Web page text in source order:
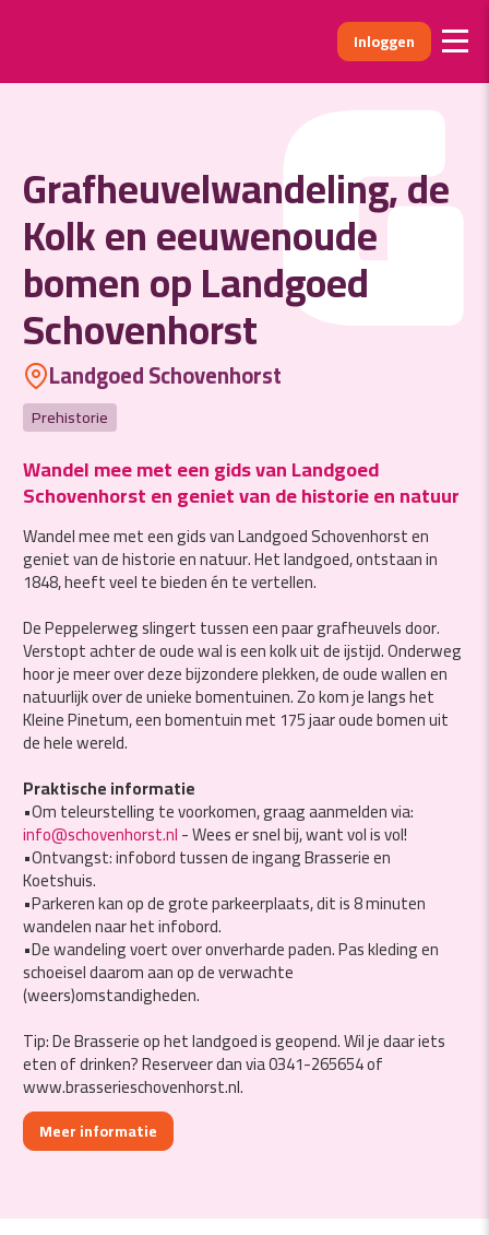
Inloggen
G
Grafheuvelwandeling, de
Kolk en eeuwenoude
bomen op Landgoed
Schovenhorst
Landgoed Schovenhorst
Prehistorie
Wandel mee met een gids van Landgoed
Schovenhorst en geniet van de historie en natuur
Wandel mee met een gids van Landgoed Schovenhorst en
geniet van de historie en natuur. Het landgoed, ontstaan in
1848, heeft veel te bieden én te vertellen.
De Peppelerweg slingert tussen een paar grafheuvels door.
Verstopt achter de oude wal is een kolk uit de ijstijd. Onderweg
hoor je meer over deze bijzondere plekken, de oude wallen en
natuurlijk over de unieke bomentuinen. Zo kom je langs het
Kleine Pinetum, een bomentuin met 175 jaar oude bomen uit
de hele wereld.
Praktische informatie
•Om teleurstelling te voorkomen, graag aanmelden via:
info@schovenhorst.nl- Wees er snel bij, want vol is vol!
•Ontvangst: infobord tussen de ingang Brasserie en
Koetshuis.
•Parkeren kan op de grote parkeerplaats, dit is 8 minuten
wandelen naar het infobord.
•De wandeling voert over onverharde paden. Pas kleding en
schoeisel daarom aan op de verwachte
(weers)omstandigheden.
Tip: De Brasserie op het landgoed is geopend. Wil je daar iets
eten of drinken? Reserveer dan via 0341-265654 of
www.brasserieschovenhorst.nl.
Meer informatie